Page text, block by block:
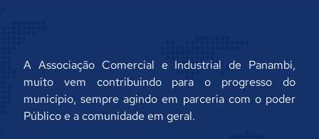
A Associação Comercial e Industrial de Panambi,
muito vem contribuindo para o progresso do
município, sempre agindo em parceria com o poder
Público e a comunidade em geral.